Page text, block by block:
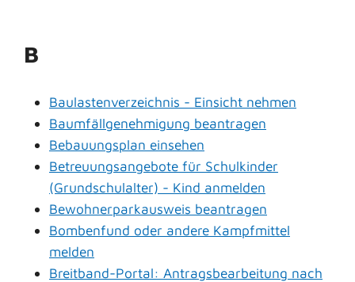
B
Baulastenverzeichnis - Einsicht nehmen
Baumfällgenehmigung beantragen
Bebauungsplan einsehen
Betreuungsangebote für Schulkinder
(Grundschulalter) - Kind anmelden
Bewohnerparkausweis beantragen
Bombenfund oder andere Kampfmittel
melden
Breitband-Portal: Antragsbearbeitung nach